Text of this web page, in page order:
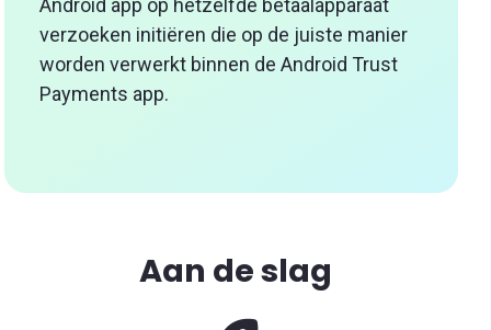
Android app op hetzelfde betaalapparaat
verzoeken initiëren die op de juiste manier
worden verwerkt binnen de Android Trust
Payments app.
Aan de slag